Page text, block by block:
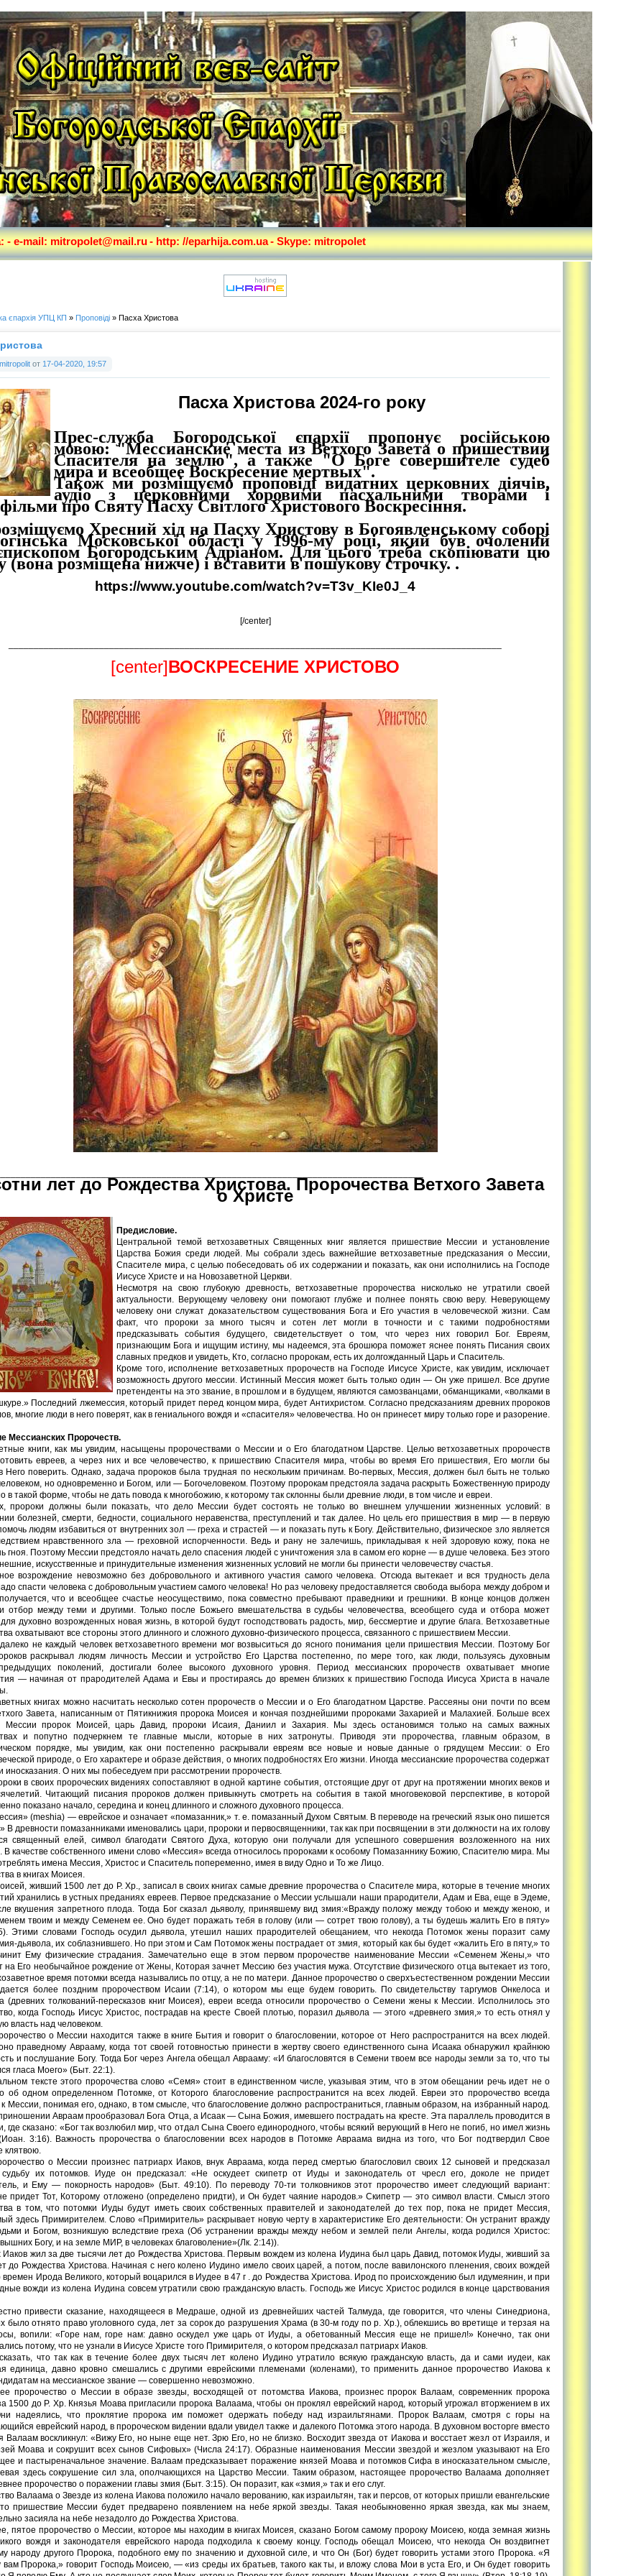
- e-mail: mitropolet@mail.ru- http: //eparhija.com.ua- Skype: mitropolet
єпархія УПЦ КП » Проповіді » Пасха Христова
mitropolit от 17-04-2020, 19:57
Пасха Христова 2024-го року
Прес-служба Богородської єпархії пропонує російською
мовою: "Мессианские места из Ветхого Завета о пришествии
Спасителя на землю", а также "О Боге совершителе судеб
мира и всеобщее Воскресение мертвых".
Також ми розміщуємо проповіді видатних церковних діячів,
аудіо з церковними хоровими пасхальними творами і
про Святу Пасху Світлого Христового Воскресіння.
Хресний хід на Пасху Христову в Богоявленському соборі
Московської області у 1996-му році, який був очолений
Богородським Адріаном. Для цього треба скопіювати цю
(вона розміщена нижче) і вставити в пошукову строчку. .
https://www.youtube.com/watch?v=T3v_KIe0J_4
[/center]
[center]ВОСКРЕСЕНИЕ ХРИСТОВО
лет до Рождества Христова. Пророчества Ветхого Завета
о Христе
Предисловие.
Центральной темой ветхозаветных Священных книг является пришествие Мессии и установление
Царства Божия среди людей. Мы собрали здесь важнейшие ветхозаветные предсказания о Мессии,
Спасителе мира, с целью побеседовать об их содержании и показать, как они исполнились на Господе
Иисусе Христе и на Новозаветной Церкви.
Несмотря на свою глубокую древность, ветхозаветные пророчества нисколько не утратили своей
актуальности. Верующему человеку они помогают глубже и полнее понять свою веру. Неверующему
человеку они служат доказательством существования Бога и Его участия в человеческой жизни. Сам
факт, что пророки за много тысяч и сотен лет могли в точности и с такими подробностями
предсказывать события будущего, свидетельствует о том, что через них говорил Бог. Евреям,
признающим Бога и ищущим истину, мы надеемся, эта брошюра поможет яснее понять Писания своих
славных предков и увидеть, Кто, согласно пророкам, есть их долгожданный Царь и Спаситель.
Кроме того, исполнение ветхозаветных пророчеств на Господе Иисусе Христе, как увидим, исключает
возможность другого мессии. Истинный Мессия может быть только один — Он уже пришел. Все другие
претенденты на это звание, в прошлом и в будущем, являются самозванцами, обманщиками, «волками в
Последний лжемессия, который придет перед концом мира, будет Антихристом. Согласно предсказаниям древних пророков
многие люди в него поверят, как в гениального вождя и «спасителя» человечества. Но он принесет миру только горе и разорение.
Мессианских Пророчеств.
книги, как мы увидим, насыщены пророчествами о Мессии и о Его благодатном Царстве. Целью ветхозаветных пророчеств
евреев, а через них и все человечество, к пришествию Спасителя мира, чтобы во время Его пришествия, Его могли бы
Него поверить. Однако, задача пророков была трудная по нескольким причинам. Во-первых, Мессия, должен был быть не только
но одновременно и Богом, или — Богочеловеком. Поэтому пророкам предстояла задача раскрыть Божественную природу
в такой форме, чтобы не дать повода к многобожию, к которому так склонны были древние люди, в том числе и евреи.
пророки должны были показать, что дело Мессии будет состоять не только во внешнем улучшении жизненных условий: в
болезней, смерти, бедности, социального неравенства, преступлений и так далее. Но цель его пришествия в мир — в первую
людям избавиться от внутренних зол — греха и страстей — и показать путь к Богу. Действительно, физическое зло является
нравственного зла — греховной испорченности. Ведь и рану не залечишь, прикладывая к ней здоровую кожу, пока не
гноя. Поэтому Мессии предстояло начать дело спасения людей с уничтожения зла в самом его корне — в душе человека. Без этого
искусственные и принудительные изменения жизненных условий не могли бы принести человечеству счастья.
возрождение невозможно без добровольного и активного участия самого человека. Отсюда вытекает и вся трудность дела
спасти человека с добровольным участием самого человека! Но раз человеку предоставляется свобода выбора между добром и
что и всеобщее счастье неосуществимо, пока совместно пребывают праведники и грешники. В конце концов должен
отбор между теми и другими. Только после Божьего вмешательства в судьбы человечества, всеобщего суда и отбора может
духовно возрожденных новая жизнь, в которой будут господствовать радость, мир, бессмертие и другие блага. Ветхозаветные
охватывают все стороны этого длинного и сложного духовно-физического процесса, связанного с пришествием Мессии.
не каждый человек ветхозаветного времени мог возвыситься до ясного понимания цели пришествия Мессии. Поэтому Бог
раскрывал людям личность Мессии и устройство Его Царства постепенно, по мере того, как люди, пользуясь духовным
поколений, достигали более высокого духовного уровня. Период мессианских пророчеств охватывает многие
— начиная от прародителей Адама и Евы и простираясь до времен близких к пришествию Господа Иисуса Христа в начале
книгах можно насчитать несколько сотен пророчеств о Мессии и о Его благодатном Царстве. Рассеяны они почти по всем
Завета, написанным от Пятикнижия пророка Моисея и кончая позднейшими пророками Захарией и Малахией. Больше всех
Мессии пророк Моисей, царь Давид, пророки Исаия, Даниил и Захария. Мы здесь остановимся только на самых важных
и попутно подчеркнем те главные мысли, которые в них затронуты. Приводя эти пророчества, главным образом, в
порядке, мы увидим, как они постепенно раскрывали евреям все новые и новые данные о грядущем Мессии: о Его
природе, о Его характере и образе действия, о многих подробностях Его жизни. Иногда мессианские пророчества содержат
иносказания. О них мы побеседуем при рассмотрении пророчеств.
в своих пророческих видениях сопоставляют в одной картине события, отстоящие друг от друг на протяжении многих веков и
Читающий писания пророков должен привыкнуть смотреть на события в такой многовековой перспективе, в которой
показано начало, середина и конец длинного и сложного духовного процесса.
(mеshiа) — еврейское и означает «помазанник,» т. е. помазанный Духом Святым. В переводе на греческий язык оно пишется
В древности помазанниками именовались цари, пророки и первосвященники, так как при посвящении в эти должности на их голову
священный елей, символ благодати Святого Духа, которую они получали для успешного совершения возложенного на них
В качестве собственного имени слово «Мессия» всегда относилось пророками к особому Помазаннику Божию, Спасителю мира. Мы
имена Мессия, Христос и Спаситель попеременно, имея в виду Одно и То же Лицо.
в книгах Моисея.
живший 1500 лет до Р. Хр., записал в своих книгах самые древние пророчества о Спасителе мира, которые в течение многих
хранились в устных преданиях евреев. Первое предсказание о Мессии услышали наши прародители, Адам и Ева, еще в Эдеме,
вкушения запретного плода. Тогда Бог сказал дьяволу, принявшему вид змия:«Вражду положу между тобою и между женою, и
твоим и между Семенем ее. Оно будет поражать тебя в голову (или — сотрет твою голову), а ты будешь жалить Его в пяту»
Этими словами Господь осудил дьявола, утешил наших прародителей обещанием, что некогда Потомок жены поразит саму
дьявола, их соблазнившего. Но при этом и Сам Потомок жены пострадает от змия, который как бы будет «жалить Его в пяту,» то
Ему физические страдания. Замечательно еще в этом первом пророчестве наименование Мессии «Семенем Жены,» что
на Его необычайное рождение от Жены, Которая зачнет Мессию без участия мужа. Отсутствие физического отца вытекает из того,
время потомки всегда назывались по отцу, а не по матери. Данное пророчество о сверхъестественном рождении Мессии
более поздним пророчеством Исаии (7:14), о котором мы еще будем говорить. По свидетельству таргумов Онкелоса и
(древних толкований-пересказов книг Моисея), евреи всегда относили пророчество о Семени жены к Мессии. Исполнилось это
когда Господь Иисус Христос, пострадав на кресте Своей плотью, поразил дьявола — этого «древнего змия,» то есть отнял у
власть над человеком.
о Мессии находится также в книге Бытия и говорит о благословении, которое от Него распространится на всех людей.
праведному Аврааму, когда тот своей готовностью принести в жертву своего единственного сына Исаака обнаружил крайнюю
и послушание Богу. Тогда Бог через Ангела обещал Аврааму: «И благословятся в Семени твоем все народы земли за то, что ты
гласа Моего» (Быт. 22:1).
тексте этого пророчества слово «Семя» стоит в единственном числе, указывая этим, что в этом обещании речь идет не о
об одном определенном Потомке, от Которого благословение распространится на всех людей. Евреи это пророчество всегда
Мессии, понимая его, однако, в том смысле, что благословение должно распространиться, главным образом, на избранный народ.
Авраам прообразовал Бога Отца, а Исаак — Сына Божия, имевшего пострадать на кресте. Эта параллель проводится в
где сказано: «Бог так возлюбил мир, что отдал Сына Своего единородного, чтобы всякий верующий в Него не погиб, но имел жизнь
3:16). Важность пророчества о благословении всех народов в Потомке Авраама видна из того, что Бог подтвердил Свое
клятвою.
о Мессии произнес патриарх Иаков, внук Авраама, когда перед смертью благословил своих 12 сыновей и предсказал
их потомков. Иуде он предсказал: «Не оскудеет скипетр от Иуды и законодатель от чресл его, доколе не придет
и Ему — покорность народов» (Быт. 49:10). По переводу 70-ти толковников этот пророчество имеет следующий вариант:
придет Тот, Которому отложено (определено придти), и Он будет чаяние народов.» Скипетр — это символ власти. Смысл этого
в том, что потомки Иуды будут иметь своих собственных правителей и законодателей до тех пор, пока не придет Мессия,
здесь Примирителем. Слово «Примиритель» раскрывает новую черту в характеристике Его деятельности: Он устранит вражду
и Богом, возникшую вследствие греха (Об устранении вражды между небом и землей пели Ангелы, когда родился Христос:
Богу, и на земле МИР, в человеках благоволение»(Лк. 2:14)).
Иаков жил за две тысячи лет до Рождества Христова. Первым вождем из колена Иудина был царь Давид, потомок Иуды, живший за
до Рождества Христова. Начиная с него колено Иудино имело своих царей, а потом, после вавилонского пленения, своих вождей
времен Ирода Великого, который воцарился в Иудее в 47 г . до Рождества Христова. Ирод по происхождению был идумеянин, и при
вожди из колена Иудина совсем утратили свою гражданскую власть. Господь же Иисус Христос родился в конце царствования
привести сказание, находящееся в Медраше, одной из древнейших частей Талмуда, где говорится, что члены Синедриона,
было отнято право уголовного суда, лет за сорок до разрушения Храма (в 30-м году по р. Хр.), облекшись во вретище и терзая на
вопили: «Горе нам, горе нам: давно оскудел уже царь от Иуды, а обетованный Мессия еще не пришел!» Конечно, так они
потому, что не узнали в Иисусе Христе того Примирителя, о котором предсказал патриарх Иаков.
что так как в течение более двух тысяч лет колено Иудино утратило всякую гражданскую власть, да и сами иудеи, как
единица, давно кровно смешались с другими еврейскими племенами (коленами), то применить данное пророчество Иакова к
на мессианское звание — совершенно невозможно.
пророчество о Мессии в образе звезды, восходящей от потомства Иакова, произнес пророк Валаам, современник пророка
1500 до Р. Хр. Князья Моава пригласили пророка Валаама, чтобы он проклял еврейский народ, который угрожал вторжением в их
надеялись, что проклятие пророка им поможет одержать победу над израильтянами. Пророк Валаам, смотря с горы на
еврейский народ, в пророческом видении вдали увидел также и далекого Потомка этого народа. В духовном восторге вместо
Валаам воскликнул: «Вижу Его, но ныне еще нет. Зрю Его, но не близко. Восходит звезда от Иакова и восстает жезл от Израиля, и
Моава и сокрушит всех сынов Сифовых» (Числа 24:17). Образные наименования Мессии звездой и жезлом указывают на Его
и пастыреначальное значение. Валаам предсказывает поражение князей Моава и потомков Сифа в иносказательном смысле,
здесь сокрушение сил зла, ополчающихся на Царство Мессии. Таким образом, настоящее пророчество Валаама дополняет
пророчество о поражении главы змия (Быт. 3:15). Он поразит, как «змия,» так и его слуг.
Валаама о Звезде из колена Иакова положило начало верованию, как израильтян, так и персов, от которых пришли евангельские
пришествие Мессии будет предварено появлением на небе яркой звезды. Такая необыкновенно яркая звезда, как мы знаем,
засияла на небе незадолго до Рождества Христова.
пятое пророчество о Мессии, которое мы находим в книгах Моисея, сказано Богом самому пророку Моисею, когда земная жизнь
вождя и законодателя еврейского народа подходила к своему концу. Господь обещал Моисею, что некогда Он воздвигнет
народу другого Пророка, подобного ему по значению и духовной силе, и что Он (Бог) будет говорить устами этого Пророка. «Я
вам Пророка,» говорит Господь Моисею, — «из среды их братьев, такого как ты, и вложу слова Мои в уста Его, и Он будет говорить